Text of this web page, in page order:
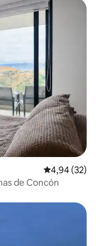
Gemiddelde
4,94 (32)
de Concón